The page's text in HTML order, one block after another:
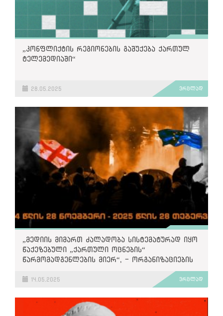
„კონფლიქტის რეგიონების გაშუქება ქართულ
ტელემედიაში“
28.05.2025 ვრცლად
„მედიის მიმართ ძალადობა სისტემატურად იყო
წაქეზებული „ქართული ოცნების“
წარმომადგენლების მიერ“, - ორგანიზაციების
14.05.2025 ვრცლად